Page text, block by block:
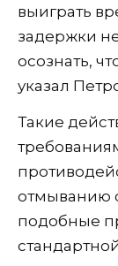
выиграть
задержки
осознать,
указал
Такие
отмыванию
подобные